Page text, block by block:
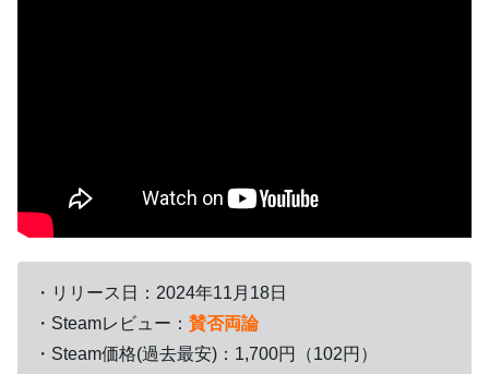
・リリース日：2024年11月18日
・Steamレビュー： 賛否両論
・Steam価格(過去最安)：1,700円（102円）